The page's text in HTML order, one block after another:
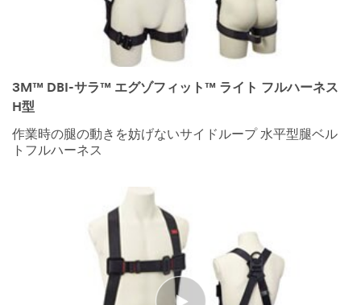
3M™ DBI-サラ™ エグゾフィット™ ライト フルハーネス
H型
作業時の腿の動きを妨げないサイドループ 水平型腿ベル
トフルハーネス